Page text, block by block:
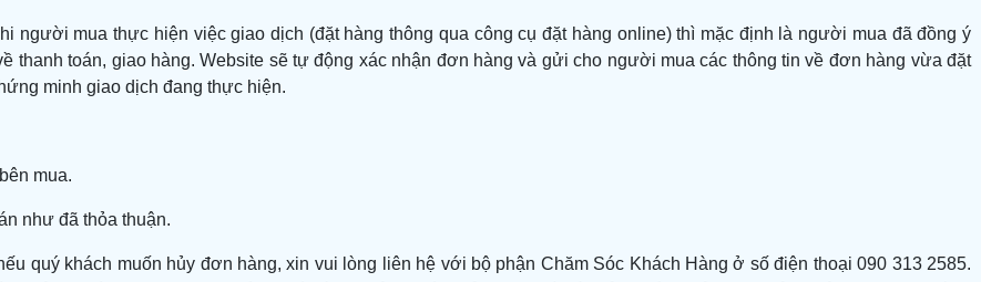
người mua thực hiện việc giao dịch (đặt hàng thông qua công cụ đặt hàng online) thì mặc định là người mua đã đồng ý
thanh toán, giao hàng. Website sẽ tự động xác nhận đơn hàng và gửi cho người mua các thông tin về đơn hàng vừa đặt
minh giao dịch đang thực hiện.
mua.
như đã thỏa thuận.
quý khách muốn hủy đơn hàng, xin vui lòng liên hệ với bộ phận Chăm Sóc Khách Hàng ở số điện thoại090 313 2585.